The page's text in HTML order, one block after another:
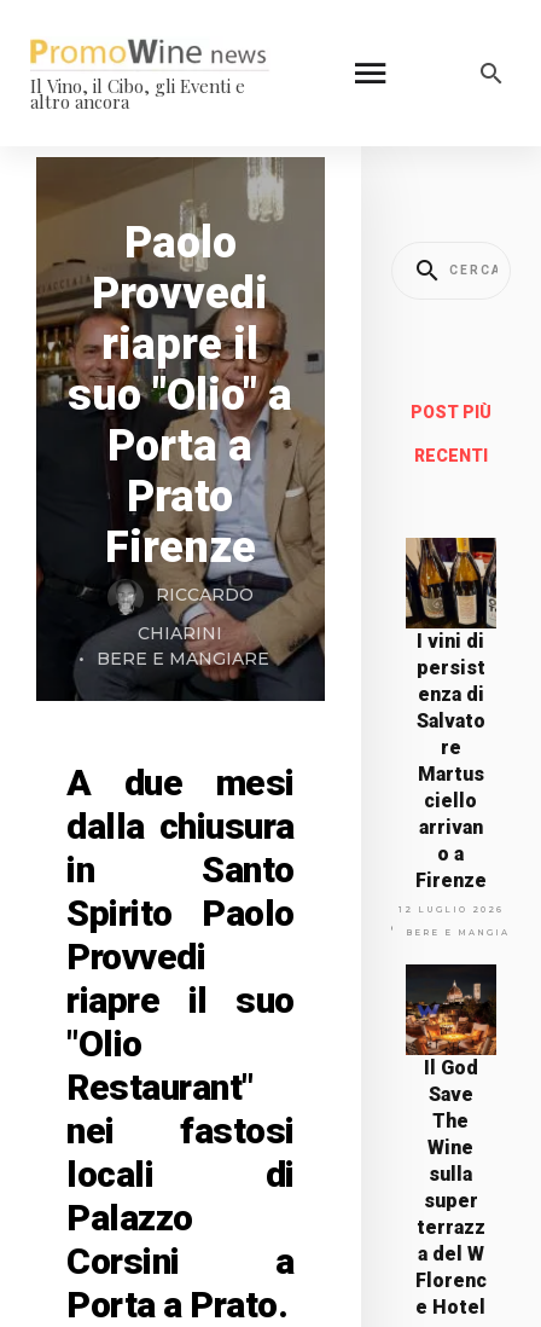
Il Vino, il Cibo, gli Eventi e
altro ancora
Paolo
Provvedi
riapre il
suo "Olio" a
Porta a
Prato
Firenze
RICCARDO
CHIARINI
BERE E MANGIARE
A due mesi
dalla chiusura
in Santo
Spirito Paolo
Provvedi
riapre il suo
"Olio
Restaurant"
nei fastosi
locali di
Palazzo
Corsini a
Porta a Prato.
POST PIÙ
RECENTI
I vini di
persist
enza di
Salvato
re
Martus
ciello
arrivan
o a
Firenze
12 LUGLIO 2026
BERE E MANGIARE
Il God
Save
The
Wine
sulla
super
terrazz
a del W
Florenc
e Hotel